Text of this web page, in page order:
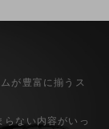
が豊富に揃うス
らない内容がいっ